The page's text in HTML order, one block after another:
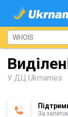
У ДЦ Ukrnames
За